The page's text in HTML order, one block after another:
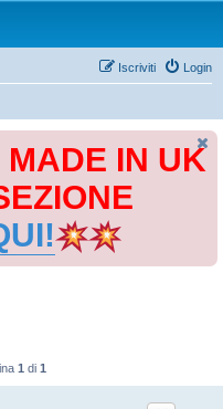
Login
Iscriviti
IN UK
1 di 1